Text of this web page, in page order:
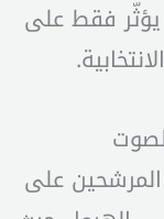
يؤثّر فقط على
على